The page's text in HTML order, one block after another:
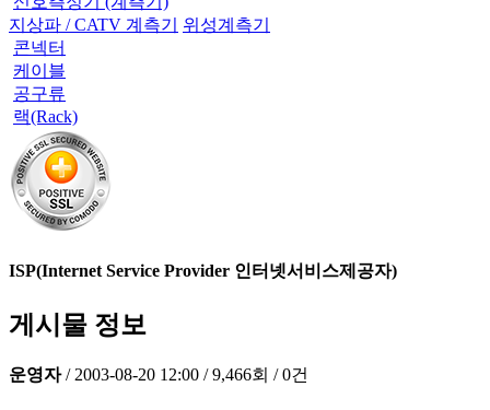
지상파 / CATV 계측기
위성계측기
콘넥터
케이블
공구류
랙(Rack)
ISP(Internet Service Provider 인터넷서비스제공자)
게시물 정보
운영자 / 2003-08-20 12:00 / 9,466회 / 0건